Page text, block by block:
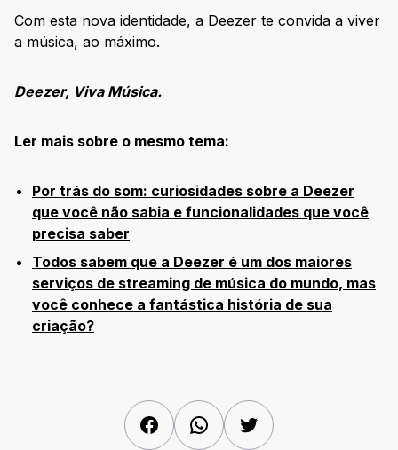
Com esta nova identidade, a Deezer te convida a viver
a música, ao máximo.
Deezer, Viva Música.
Ler mais sobre o mesmo tema:
Por trás do som: curiosidades sobre a Deezer
que você não sabia e funcionalidades que você
precisa saber
Todos sabem que a Deezer é um dos maiores
serviços de streaming de música do mundo, mas
você conhece a fantástica história de sua
criação?
FacebookWhatsAppTwitter